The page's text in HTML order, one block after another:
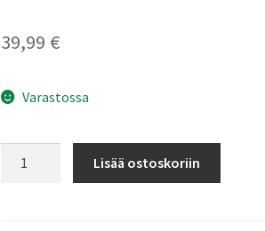
39,99 €
Varastossa
Lisää ostoskoriin